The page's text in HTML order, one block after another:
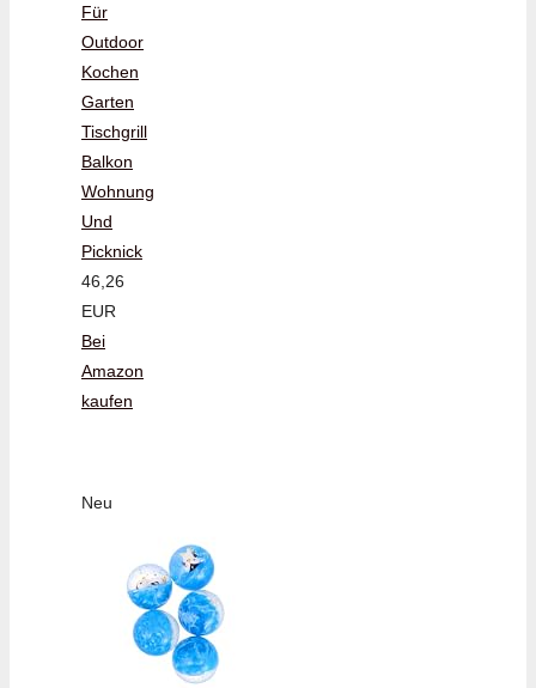
Für
Outdoor
Kochen
Garten
Tischgrill
Balkon
Wohnung
Und
Picknick
46,26
EUR
Bei
Amazon
kaufen
Neu